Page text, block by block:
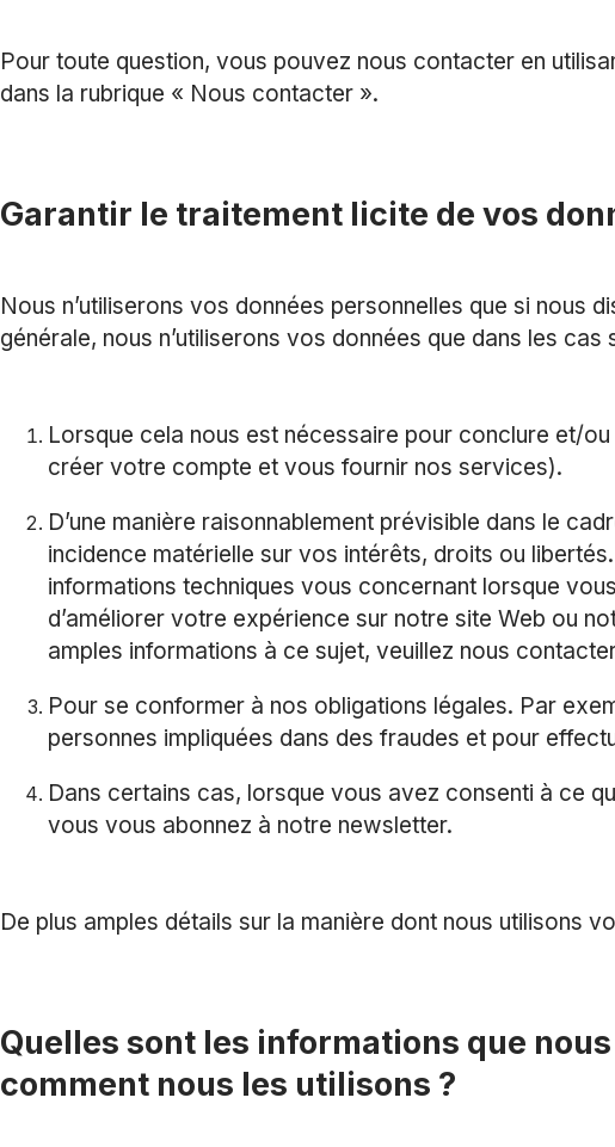
Pour toute question, vous pouvez nous contacter en
dans la rubrique « Nous contacter ».
Garantir le traitement licite de vos
Nous n’utiliserons vos données personnelles que si nous
générale, nous n’utiliserons vos données que dans les cas
Lorsque cela nous est nécessaire pour conclure et/
créer votre compte et vous fournir nos services).
D’une manière raisonnablement prévisible dans le
incidence matérielle sur vos intérêts, droits ou
informations techniques vous concernant lorsque
d’améliorer votre expérience sur notre site Web ou
amples informations à ce sujet, veuillez nous
Pour se conformer à nos obligations légales. Par
personnes impliquées dans des fraudes et pour
Dans certains cas, lorsque vous avez consenti à ce
vous vous abonnez à notre newsletter.
De plus amples détails sur la manière dont nous utilisons
Quelles sont les informations que
comment nous les utilisons ?